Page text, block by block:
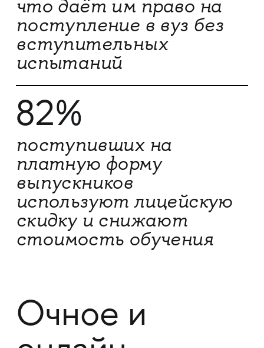
что даёт им право на
поступление в вуз без
вступительных
испытаний
82%
поступивших на
платную форму
выпускников
используют лицейскую
скидку и снижают
стоимость обучения
Очное и